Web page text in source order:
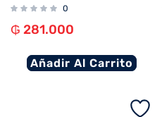
0
₲ 281.000
Añadir Al Carrito